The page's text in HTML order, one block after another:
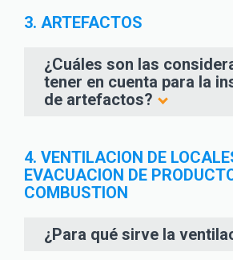
3. ARTEFACTOS
¿Cuáles son las
tener en cuenta para la
de artefactos?
4. VENTILACION DE
EVACUACION DE
COMBUSTION
¿Para qué sirve la